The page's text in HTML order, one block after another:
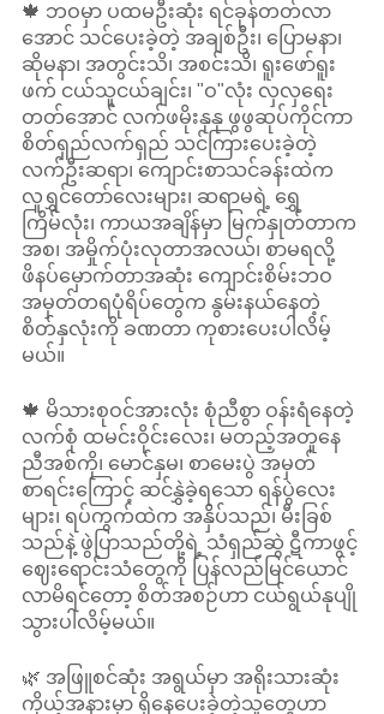
🍁 ဘဝမှာ ပထမဦးဆုံး ရင်ခုန်တတ်လာ
အောင် သင်ပေးခဲ့တဲ့ အချစ်ဦး၊ ပြောမနာ၊
ဆိုမနာ၊ အတွင်းသိ၊ အစင်းသိ၊ ရူးဖော်ရူး
ဖက် ငယ်သူငယ်ချင်း၊ "ဝ"လုံး လှလှရေး
တတ်အောင် လက်ဖမိုးနုနု ဖွဖွဆုပ်ကိုင်ကာ
စိတ်ရှည်လက်ရှည် သင်ကြားပေးခဲ့တဲ့
လက်ဦးဆရာ၊ ကျောင်းစာသင်ခန်းထဲက
လူရွှင်တော်လေးများ၊ ဆရာမရဲ့ ရွှေ
ကြိမ်လုံး၊ ကာယအချိန်မှာ မြက်နှုတ်တာက
အစ၊ အမှိုက်ပုံးလုတာအလယ်၊ စာမရလို့
ဖိနပ်မှောက်တာအဆုံး ကျောင်းစိမ်းဘဝ
အမှတ်တရပုံရိပ်တွေက နွမ်းနယ်နေတဲ့
စိတ်နှလုံးကို ခဏတာ ကုစားပေးပါလိမ့်
မယ်။
🍁 မိသားစုဝင်အားလုံး စုံညီစွာ ဝန်းရံနေတဲ့
လက်စုံ ထမင်းဝိုင်းလေး၊ မတည့်အတူနေ
ညီအစ်ကို၊ မောင်နှမ၊ စာမေးပွဲ အမှတ်
စာရင်းကြောင့် ဆင်နွှဲခဲ့ရသော ရန်ပွဲလေး
များ၊ ရပ်ကွက်ထဲက အနှိပ်သည်၊ မီးခြစ်
သည်နဲ့ ဖွဲပြာသည်တို့ရဲ့ သံရှည်ဆွဲ ဋီကာဖွင့်
ဈေးရောင်းသံတွေကို ပြန်လည်မြင်ယောင်
လာမိရင်တော့ စိတ်အစဉ်ဟာ ငယ်ရွယ်နုပျို
သွားပါလိမ့်မယ်။
🌿 အဖြူစင်ဆုံး အရွယ်မှာ အရိုးသားဆုံး
ကိုယ့်အနားမှာ ရှိနေပေးခဲ့တဲ့သူတွေဟာ